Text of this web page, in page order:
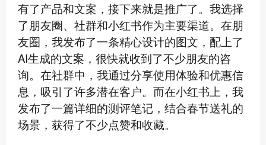
有了产品和文案，接下来就是推广了。我选择
了朋友圈、社群和小红书作为主要渠道。在朋
友圈，我发布了一条精心设计的图文，配上了
AI生成的文案，很快就收到了不少朋友的咨
询。在社群中，我通过分享使用体验和优惠信
息，吸引了许多潜在客户。而在小红书上，我
发布了一篇详细的测评笔记，结合春节送礼的
场景，获得了不少点赞和收藏。